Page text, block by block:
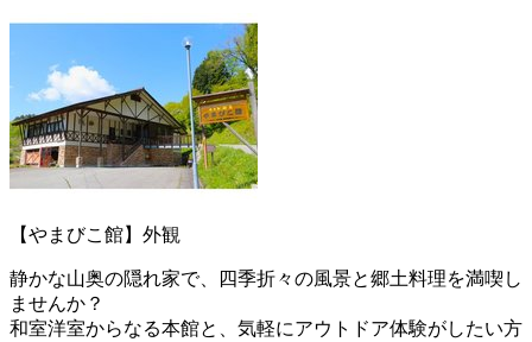
【やまびこ館】外観
静かな山奥の隠れ家で、四季折々の風景と郷土料理を満喫し
ませんか？
和室洋室からなる本館と、気軽にアウトドア体験がしたい方